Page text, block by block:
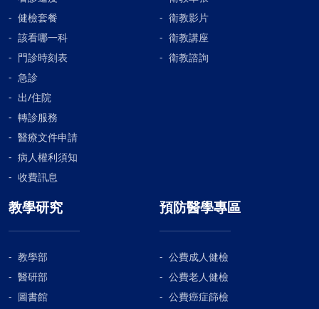
健檢套餐
該看哪一科
門診時刻表
急診
出/住院
轉診服務
醫療文件申請
病人權利須知
收費訊息
衛教影片
衛教講座
衛教諮詢
教學研究
教學部
醫研部
圖書館
預防醫學專區
公費成人健檢
公費老人健檢
公費癌症篩檢